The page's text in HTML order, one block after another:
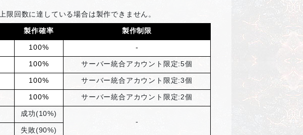
回数に達している場合は製作できません。
製作確率 製作制限
100% -
100% サーバー統合アカウント限定:5個
100% サーバー統合アカウント限定:3個
100% サーバー統合アカウント限定:2個
成功(10%)
-
失敗(90%)